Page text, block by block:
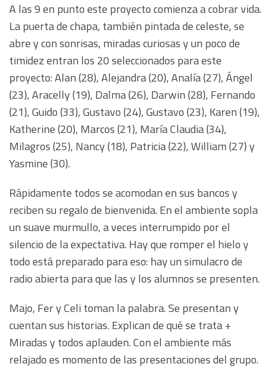
A las 9 en punto este proyecto comienza a cobrar vida.
La puerta de chapa, también pintada de celeste, se
abre y con sonrisas, miradas curiosas y un poco de
timidez entran los 20 seleccionados para este
proyecto: Alan (28), Alejandra (20), Analía (27), Ángel
(23), Aracelly (19), Dalma (26), Darwin (28), Fernando
(21), Guido (33), Gustavo (24), Gustavo (23), Karen (19),
Katherine (20), Marcos (21), María Claudia (34),
Milagros (25), Nancy (18), Patricia (22), William (27) y
Yasmine (30).
Rápidamente todos se acomodan en sus bancos y
reciben su regalo de bienvenida. En el ambiente sopla
un suave murmullo, a veces interrumpido por el
silencio de la expectativa. Hay que romper el hielo y
todo está preparado para eso: hay un simulacro de
radio abierta para que las y los alumnos se presenten.
Majo, Fer y Celi toman la palabra. Se presentan y
cuentan sus historias. Explican de qué se trata +
Miradas y todos aplauden. Con el ambiente más
relajado es momento de las presentaciones del grupo.